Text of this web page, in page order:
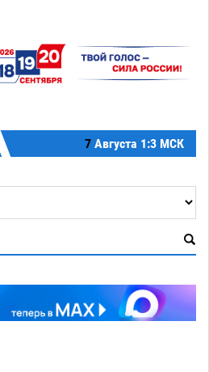
7 Августа 1:3 МСК